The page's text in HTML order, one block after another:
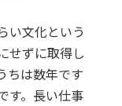
い文化という
せずに取得し
ちは数年です
す。長い仕事